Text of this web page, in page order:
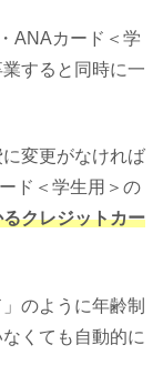
ANAカード＜学
すると同時に一
変更がなければ
ド＜学生用＞の
クレジットカー
のように年齢制
くても自動的に